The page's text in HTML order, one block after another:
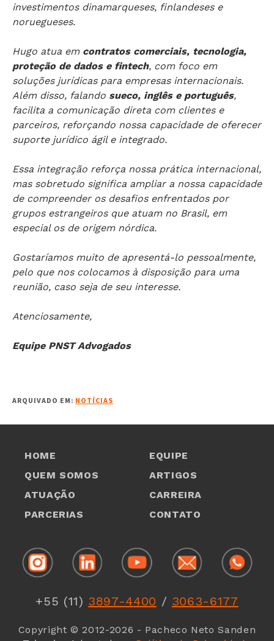
investimentos dinamarqueses, finlandeses e
noruegueses.
Hugo atua em contratos comerciais, tecnologia,
proteção de dados e fintech, com foco em
soluções jurídicas para empresas internacionais.
Além disso, falando sueco, inglês e português,
facilita a comunicação direta com clientes e
parceiros, reforçando nossa capacidade de oferecer
suporte jurídico ágil e integrado.
Essa integração reforça nossa prática internacional,
mas sobretudo significa ampliar a nossa capacidade
de compreender os desafios enfrentados por
grupos estrangeiros que atuam no Brasil, em
especial os de origem nórdica.
Gostaríamos muito de apresentá-lo pessoalmente,
pelo que nos colocamos à disposição para uma
reunião, caso seja de seu interesse.
Atenciosamente,
Equipe PNST Advogados
ARQUIVADO EM: NOTÍCIAS
HOME
QUEM SOMOS
ATUAÇÃO
PARCERIAS
EQUIPE
ARTIGOS
CARREIRA
CONTATO
+55 (11) 3897-4400 / 3063-6177
Copyright © 2012-2026 - Pacheco Neto Sanden